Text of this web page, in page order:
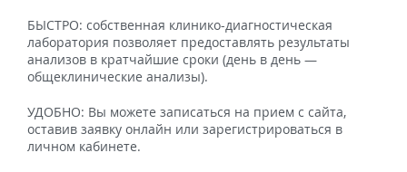
БЫСТРО: собственная клинико-диагностическая
лаборатория позволяет предоставлять результаты
анализов в кратчайшие сроки (день в день —
общеклинические анализы).
УДОБНО: Вы можете записаться на прием с сайта,
оставив заявку онлайн или зарегистрироваться в
личном кабинете.